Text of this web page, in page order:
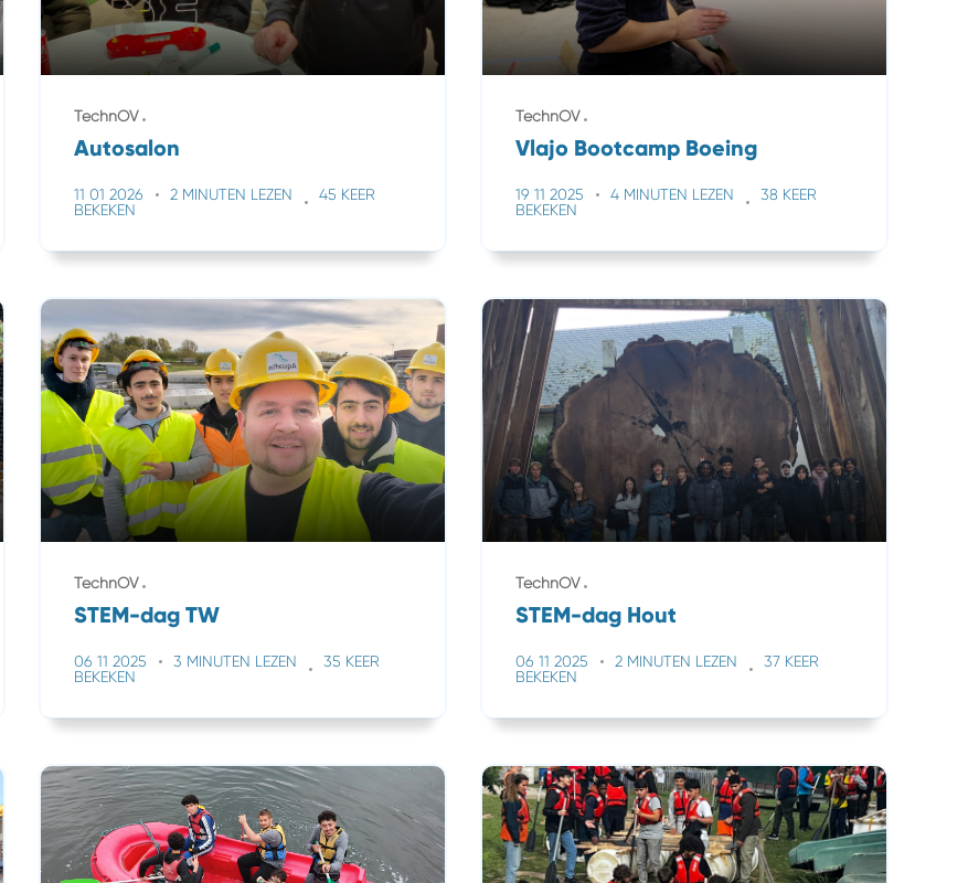
TechnOV
Autosalon
11 01 2026 2 MINUTEN LEZEN
45 KEER
BEKEKEN
TechnOV
Vlajo Bootcamp Boeing
19 11 2025 4 MINUTEN LEZEN
38 KEER
BEKEKEN
TechnOV
STEM-dag TW
06 11 2025 3 MINUTEN LEZEN
35 KEER
BEKEKEN
TechnOV
STEM-dag Hout
06 11 2025 2 MINUTEN LEZEN
37 KEER
BEKEKEN